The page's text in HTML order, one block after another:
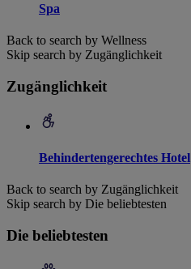
Spa
Back to search by Wellness
Skip search by Zugänglichkeit
Zugänglichkeit
Behindertengerechtes Hotel
Back to search by Zugänglichkeit
Skip search by Die beliebtesten
Die beliebtesten